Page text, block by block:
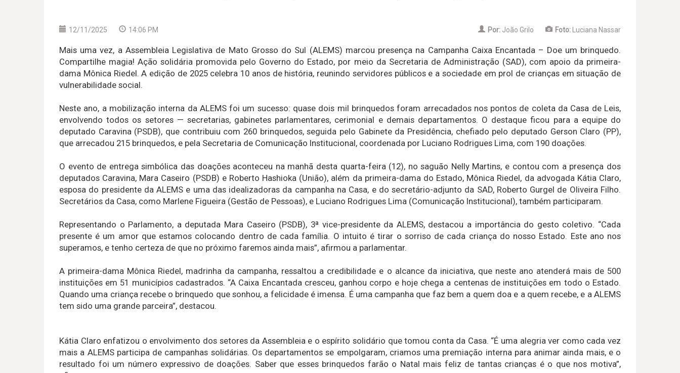
12/11/2025 14:06 PM Por: João Grilo Foto: Luciana Nassar
Mais uma vez, a Assembleia Legislativa de Mato Grosso do Sul (ALEMS) marcou presença na Campanha Caixa Encantada – Doe um brinquedo.
Compartilhe magia! Ação solidária promovida pelo Governo do Estado, por meio da Secretaria de Administração (SAD), com apoio da primeira-
dama Mônica Riedel. A edição de 2025 celebra 10 anos de história, reunindo servidores públicos e a sociedade em prol de crianças em situação de
vulnerabilidade social.
Neste ano, a mobilização interna da ALEMS foi um sucesso: quase dois mil brinquedos foram arrecadados nos pontos de coleta da Casa de Leis,
envolvendo todos os setores — secretarias, gabinetes parlamentares, cerimonial e demais departamentos. O destaque ficou para a equipe do
deputado Caravina (PSDB), que contribuiu com 260 brinquedos, seguida pelo Gabinete da Presidência, chefiado pelo deputado Gerson Claro (PP),
que arrecadou 215 brinquedos, e pela Secretaria de Comunicação Institucional, coordenada por Luciano Rodrigues Lima, com 190 doações.
O evento de entrega simbólica das doações aconteceu na manhã desta quarta-feira (12), no saguão Nelly Martins, e contou com a presença dos
deputados Caravina, Mara Caseiro (PSDB) e Roberto Hashioka (União), além da primeira-dama do Estado, Mônica Riedel, da advogada Kátia Claro,
esposa do presidente da ALEMS e uma das idealizadoras da campanha na Casa, e do secretário-adjunto da SAD, Roberto Gurgel de Oliveira Filho.
Secretários da Casa, como Marlene Figueira (Gestão de Pessoas), e Luciano Rodrigues Lima (Comunicação Institucional), também participaram.
Representando o Parlamento, a deputada Mara Caseiro (PSDB), 3ª vice-presidente da ALEMS, destacou a importância do gesto coletivo. “Cada
presente é um amor que estamos colocando dentro de cada família. O intuito é tirar o sorriso de cada criança do nosso Estado. Este ano nos
superamos, e tenho certeza de que no próximo faremos ainda mais”, afirmou a parlamentar.
A primeira-dama Mônica Riedel, madrinha da campanha, ressaltou a credibilidade e o alcance da iniciativa, que neste ano atenderá mais de 500
instituições em 51 municípios cadastrados. “A Caixa Encantada cresceu, ganhou corpo e hoje chega a centenas de instituições em todo o Estado.
Quando uma criança recebe o brinquedo que sonhou, a felicidade é imensa. É uma campanha que faz bem a quem doa e a quem recebe, e a ALEMS
tem sido uma grande parceira”, destacou.
Kátia Claro enfatizou o envolvimento dos setores da Assembleia e o espírito solidário que tomou conta da Casa. “É uma alegria ver como cada vez
mais a ALEMS participa de campanhas solidárias. Os departamentos se empolgaram, criamos uma premiação interna para animar ainda mais, e o
resultado foi um número expressivo de doações. Saber que esses brinquedos farão o Natal mais feliz de tantas crianças é o que nos motiva”,